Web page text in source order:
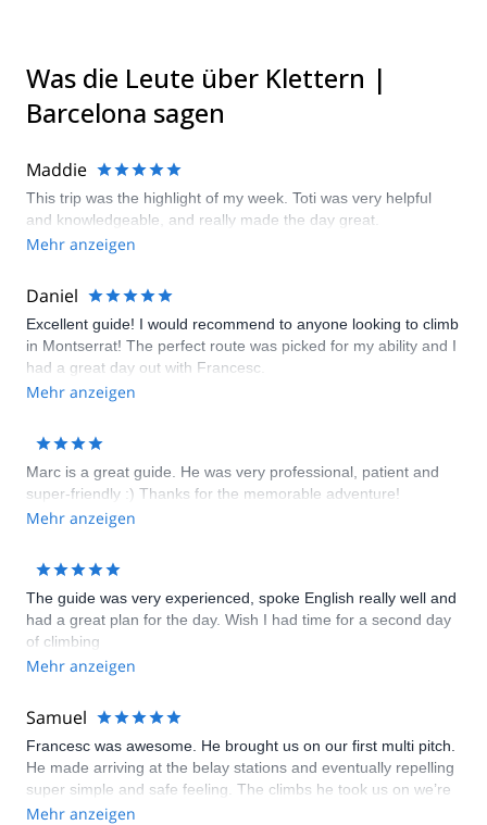
Was die Leute über Klettern |
Barcelona sagen
Maddie
This trip was the highlight of my week. Toti was very helpful
and knowledgeable, and really made the day great.
Mehr anzeigen
Daniel
Excellent guide! I would recommend to anyone looking to climb
in Montserrat! The perfect route was picked for my ability and I
had a great day out with Francesc.
Mehr anzeigen
Marc is a great guide. He was very professional, patient and
super-friendly :) Thanks for the memorable adventure!
Mehr anzeigen
The guide was very experienced, spoke English really well and
had a great plan for the day. Wish I had time for a second day
of climbing
Mehr anzeigen
Samuel
Francesc was awesome. He brought us on our first multi pitch.
He made arriving at the belay stations and eventually repelling
super simple and safe feeling. The climbs he took us on we’re
awesome and would have taken us hours to find if we just
Mehr anzeigen